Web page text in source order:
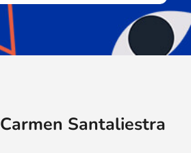
Carmen Santaliestra